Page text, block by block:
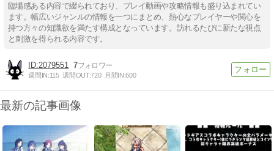
臨場感ある内容で綴られており、プレイ動画や攻略情報も盛り込まれてい
ます。幅広いジャンルの情報を一つにまとめ、熱心なプレイヤーや関心を
持つ方々の知識欲を満たす構成となっています。訪れるたびに新たな視点
と刺激を得られる内容です。
2079551 7
週間IN:115 週間OUT:720 月間IN:600
最新の記事画像